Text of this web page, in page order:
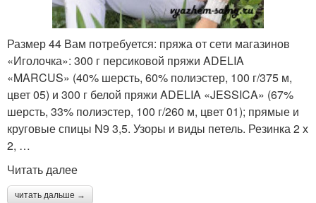
Размер 44 Вам потребуется: пряжа от сети магазинов
«Иголочка»: 300 г персиковой пряжи ADELIA
«MARCUS» (40% шерсть, 60% полиэстер, 100 г/375 м,
цвет 05) и 300 г белой пряжи ADELIA «JESSICA» (67%
шерсть, 33% полиэстер, 100 г/260 м, цвет 01); прямые и
круговые спицы N9 3,5. Узоры и виды петель. Резинка 2 х
2, …
Читать далее
читать дальше →